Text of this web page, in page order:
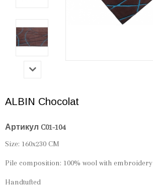
ALBIN Chocolat
Артикул C01-104
Size: 160x230 CM
Pile composition: 100% wool with embroidery
Handtufted